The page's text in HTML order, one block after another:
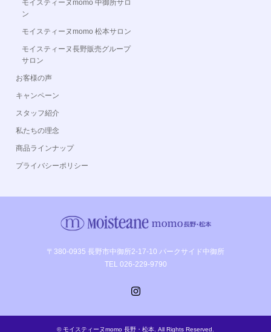
モイスティーヌmomo 中御所サロ
ン
モイスティーヌmomo 松本サロン
モイスティーヌ長野販売グループ
サロン
お客様の声
キャンペーン
スタッフ紹介
私たちの理念
商品ラインナップ
プライバシーポリシー
〒380-0935 長野市中御所2-17-10 パークサイド中御所
TEL 026-229-9790
©モイスティーヌmomo 長野・松本 . All Rights Reserved.